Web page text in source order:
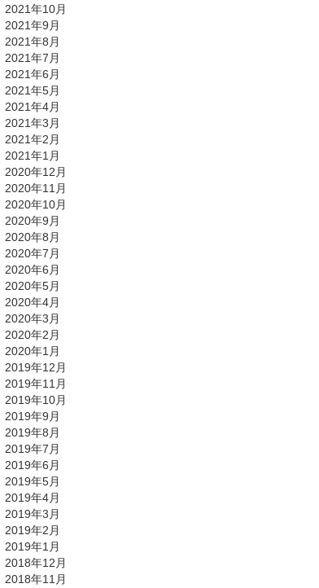
2021年10月
2021年9月
2021年8月
2021年7月
2021年6月
2021年5月
2021年4月
2021年3月
2021年2月
2021年1月
2020年12月
2020年11月
2020年10月
2020年9月
2020年8月
2020年7月
2020年6月
2020年5月
2020年4月
2020年3月
2020年2月
2020年1月
2019年12月
2019年11月
2019年10月
2019年9月
2019年8月
2019年7月
2019年6月
2019年5月
2019年4月
2019年3月
2019年2月
2019年1月
2018年12月
2018年11月